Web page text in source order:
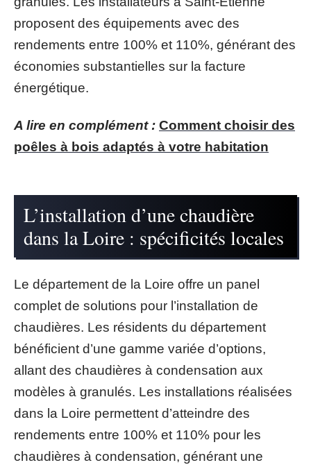
proposent des équipements avec des
rendements entre 100% et 110%, générant des
économies substantielles sur la facture
énergétique.
A lire en complément : Comment choisir des
poêles à bois adaptés à votre habitation
L’installation d’une chaudière
dans la Loire : spécificités locales
Le département de la Loire offre un panel
complet de solutions pour l’installation de
chaudières. Les résidents du département
bénéficient d’une gamme variée d’options,
allant des chaudières à condensation aux
modèles à granulés. Les installations réalisées
dans la Loire permettent d’atteindre des
rendements entre 100% et 110% pour les
chaudières à condensation, générant une